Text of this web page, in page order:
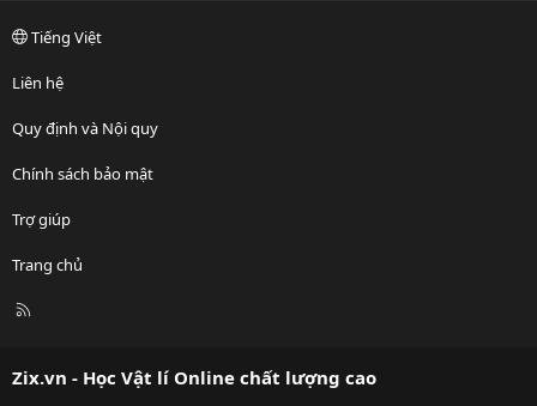
Tiếng Việt
Liên hệ
Quy định và Nội quy
Chính sách bảo mật
Trợ giúp
Trang chủ
R
Zix.vn - Học Vật lí Online chất lượng cao